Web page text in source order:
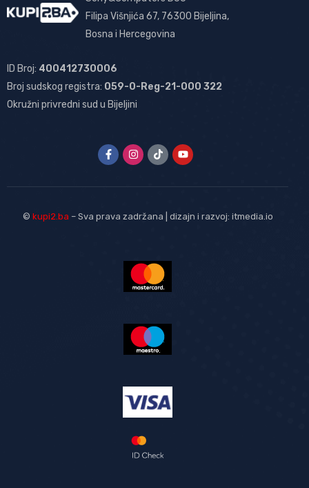
Filipa Višnjića 67, 76300 Bijeljina,
Bosna i Hercegovina
ID Broj: 400412730006
Broj sudskog registra: 059-0-Reg-21-000 322
Okružni privredni sud u Bijeljini
© kupi2.ba – Sva prava zadržana | dizajn i razvoj: itmedia.io